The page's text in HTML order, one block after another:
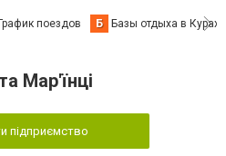
График поездов Б Базы отдыха в
Мар'їнці
підприємство